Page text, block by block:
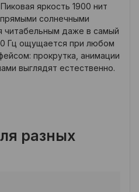
яркость 1900 нит
солнечными
читабельным даже в самый
Гц ощущается при любом
прокрутка, анимации
выглядят естественно.
разных